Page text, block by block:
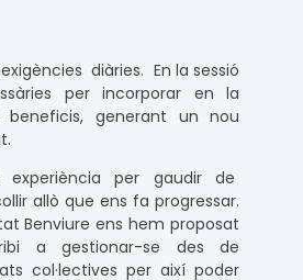
diàries. En la sessió
per incorporar en la
generant un nou
per gaudir de
allò que ens fa progressar.
Benviure ens hem proposat
a gestionar-se des de
col·lectives per així poder